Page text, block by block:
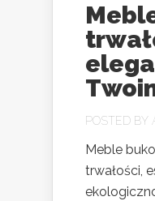
POSTED BY
Meble
trwałości,